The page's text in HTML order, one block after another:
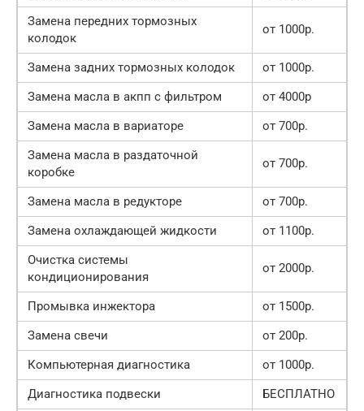
Замена передних тормозных
колодок
от 1000р.
Замена задних тормозных колодок
от 1000р.
Замена масла в акпп с фильтром
от 4000р
Замена масла в вариаторе
от 700р.
Замена масла в раздаточной
коробке
от 700р.
Замена масла в редукторе
от 700р.
Замена охлаждающей жидкости
от 1100р.
Очистка системы
кондиционирования
от 2000р.
Промывка инжектора
от 1500р.
Замена свечи
от 200р.
Компьютерная диагностика
от 1000р.
Диагностика подвески
БЕСПЛАТНО